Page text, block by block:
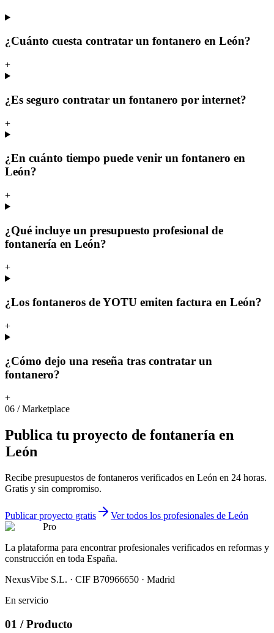
¿Cuánto cuesta contratar un fontanero en León?
+
¿Es seguro contratar un fontanero por internet?
+
¿En cuánto tiempo puede venir un fontanero en
León?
+
¿Qué incluye un presupuesto profesional de
fontanería en León?
+
¿Los fontaneros de YOTU emiten factura en León?
+
¿Cómo dejo una reseña tras contratar un
fontanero?
+
06 /Marketplace
Publica tu proyecto de fontanería en
León
Recibe presupuestos de fontaneros verificados en León en 24 horas.
Gratis y sin compromiso.
Publicar proyecto gratis
Ver todos los profesionales de León
Pro
La plataforma para encontrar profesionales verificados en reformas y
construcción en toda España.
NexusVibe S.L. · CIF B70966650 · Madrid
En servicio
01 / Producto